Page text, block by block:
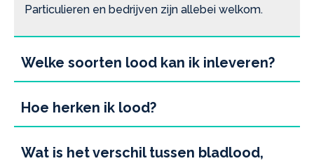
Particulieren en bedrijven zijn allebei welkom.
Welke soorten lood kan ik inleveren?
Hoe herken ik lood?
Wat is het verschil tussen bladlood,